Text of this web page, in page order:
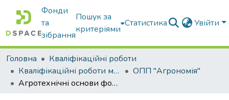
Фонди
та
зібрання
Пошук за
критеріями
Статистика Увійти
Головна
Кваліфікаційні роботи
Кваліфікаційні роботи магістрів
ОПП "Агрономія"
Агротехнічні основи формування високих врожаїв еспарцету посівного в умовах правобережного Лісостепу України